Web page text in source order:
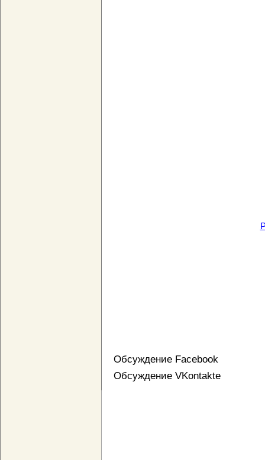
Обсуждение Facebook
Обсуждение VKontakte